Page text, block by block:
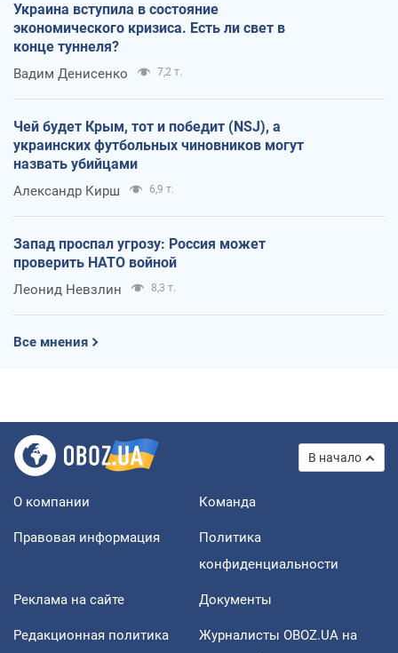
Украина вступила в состояние
экономического кризиса. Есть ли свет в
конце туннеля?
Вадим Денисенко 7,2 т.
Чей будет Крым, тот и победит (NSJ), а
украинских футбольных чиновников могут
назвать убийцами
Александр Кирш 6,9 т.
Запад проспал угрозу: Россия может
проверить НАТО войной
Леонид Невзлин 8,3 т.
Все мнения
В начало
О компании Команда
Правовая информация
Политика
конфиденциальности
Реклама на сайте Документы
Редакционная политика
Журналисты OBOZ.UA на